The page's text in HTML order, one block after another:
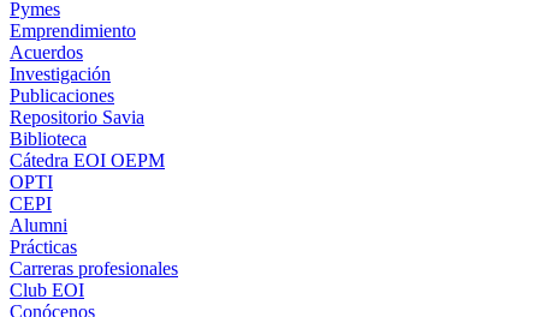
Pymes
Emprendimiento
Acuerdos
Investigación
Publicaciones
Repositorio Savia
Biblioteca
Cátedra EOI OEPM
OPTI
CEPI
Alumni
Prácticas
Carreras profesionales
Club EOI
Conócenos